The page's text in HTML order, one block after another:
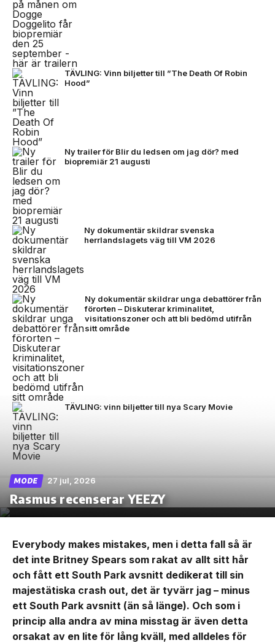
TÄVLING: Vinn biljetter till ”The Death Of Robin
Hood”
Ny trailer för Blir du ledsen om jag dör? med
biopremiär 21 augusti
Ny dokumentär skildrar svenska
herrlandslagets väg till VM 2026
Ny dokumentär skildrar unga debattörer från
förorten – Diskuterar kriminalitet,
visitationszoner och att bli bedömd utifrån
sitt område
TÄVLING: vinn biljetter till nya Scary Movie
MODE 27 jul, 2026
Rasmus recenserar YEEZY
Everybody makes mistakes, men i detta fall så är
det inte Britney Spears som rakat av allt sitt hår
och fått ett South Park avsnitt dedikerat till sin
majestätiska crash out, det är tyvärr jag – minus
ett South Park avsnitt (än så länge). Och som i
princip alla andra av mina misstag är även detta
orsakat av en lite för lång kväll, med alldeles för